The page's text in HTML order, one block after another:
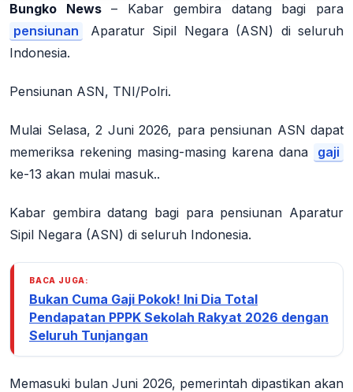
Bungko News– Kabar gembira datang bagi para
pensiunan
Aparatur Sipil Negara (ASN) di seluruh
Indonesia.
Pensiunan ASN, TNI/Polri.
Mulai Selasa, 2 Juni 2026, para pensiunan ASN dapat
memeriksa rekening masing-masing karena dana
gaji
ke-13 akan mulai masuk..
Kabar gembira datang bagi para pensiunan Aparatur
Sipil Negara (ASN) di seluruh Indonesia.
BACA JUGA:
Bukan Cuma Gaji Pokok! Ini Dia Total
Pendapatan PPPK Sekolah Rakyat 2026 dengan
Seluruh Tunjangan
Memasuki bulan Juni 2026, pemerintah dipastikan akan